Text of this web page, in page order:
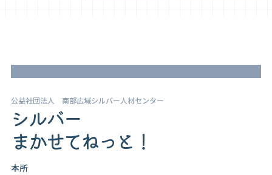
公益社団法人 南部広域シルバー人材センター
シルバー
まかせてねっと！
本所